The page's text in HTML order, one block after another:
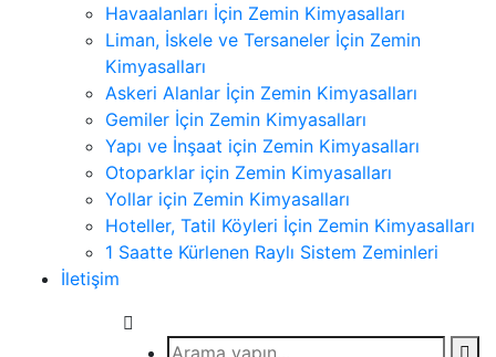
Havaalanları İçin Zemin Kimyasalları
Liman, İskele ve Tersaneler İçin Zemin
Kimyasalları
Askeri Alanlar İçin Zemin Kimyasalları
Gemiler İçin Zemin Kimyasalları
Yapı ve İnşaat için Zemin Kimyasalları
Otoparklar için Zemin Kimyasalları
Yollar için Zemin Kimyasalları
Hoteller, Tatil Köyleri İçin Zemin Kimyasalları
1 Saatte Kürlenen Raylı Sistem Zeminleri
İletişim